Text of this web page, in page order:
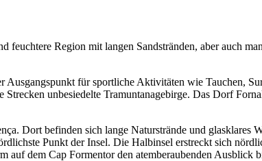
Region mit langen Sandstränden, aber auch
für sportliche Aktivitäten wie Tauchen,
unbesiedelte Tramuntanagebirge. Das Dorf
Dort befinden sich lange Naturstrände und glasklares
Punkt der Insel. Die Halbinsel erstreckt sich
dem Cap Formentor den atemberaubenden Ausblick